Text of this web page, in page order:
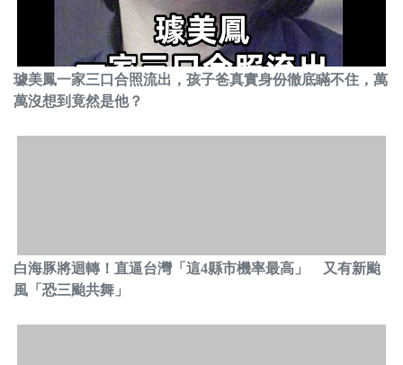
璩美鳳一家三口合照流出，孩子爸真實身份徹底瞞不住，萬
萬沒想到竟然是他？
白海豚將迴轉！直逼台灣「這4縣市機率最高」 又有新颱
風「恐三颱共舞」